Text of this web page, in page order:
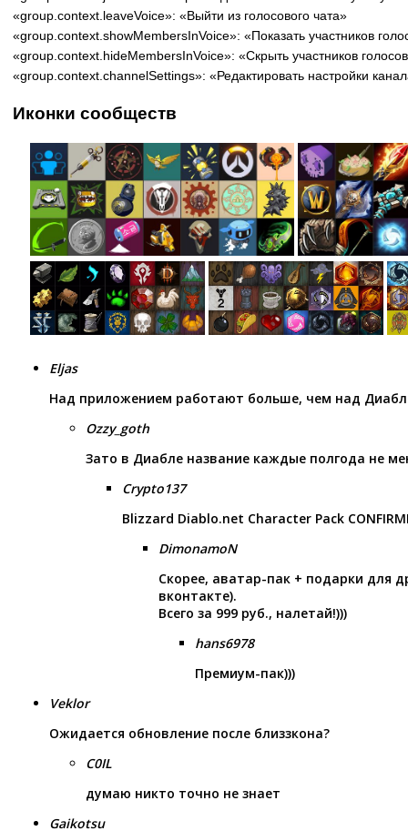
«group.context.leaveVoice»: «Выйти из голосового чата»
«group.context.showMembersInVoice»: «Показать участников
«group.context.hideMembersInVoice»: «Скрыть участников
«group.context.channelSettings»: «Редактировать настройки
Иконки сообществ
Eljas
Над приложением работают больше, чем над
Ozzy_goth
Зато в Диабле название каждые полгода не
Crypto137
Blizzard Diablo.net Character Pack
DimonamoN
Скорее, аватар-пак + подарки для
вконтакте).
Всего за 999 руб., налетай!)))
hans6978
Премиум-пак)))
Veklor
Ожидается обновление после близзкона?
C0IL
думаю никто точно не знает
Gaikotsu